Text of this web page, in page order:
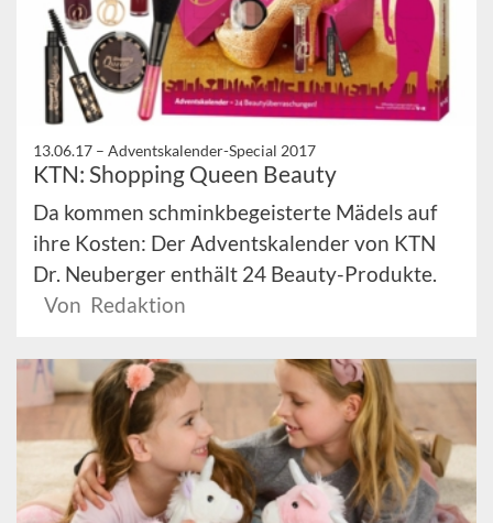
13.06.17 – Adventskalender-Special 2017
KTN: Shopping Queen Beauty
Da kommen schminkbegeisterte Mädels auf
ihre Kosten: Der Adventskalender von KTN
Dr. Neuberger enthält 24 Beauty-Produkte.
Von Redaktion